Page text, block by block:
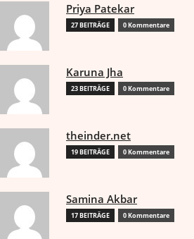
Priya Patekar
27 BEITRÄGE 0 Kommentare
Karuna Jha
23 BEITRÄGE 0 Kommentare
theinder.net
19 BEITRÄGE 0 Kommentare
Samina Akbar
17 BEITRÄGE 0 Kommentare